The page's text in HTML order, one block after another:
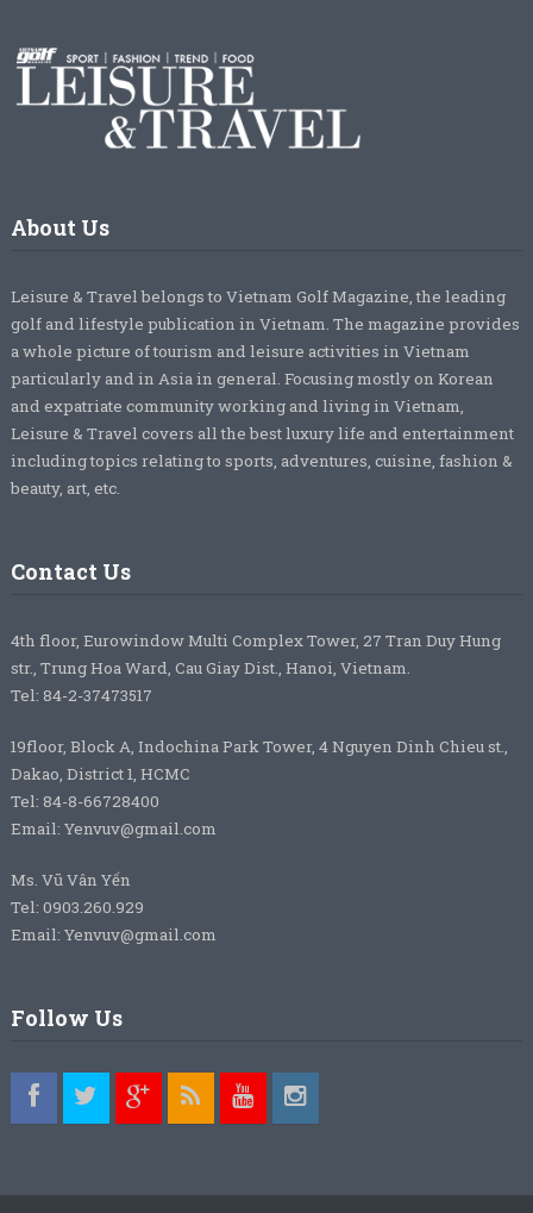
About Us
Leisure & Travel belongs to Vietnam Golf Magazine, the leading
golf and lifestyle publication in Vietnam. The magazine provides
a whole picture of tourism and leisure activities in Vietnam
particularly and in Asia in general. Focusing mostly on Korean
and expatriate community working and living in Vietnam,
Leisure & Travel covers all the best luxury life and entertainment
including topics relating to sports, adventures, cuisine, fashion &
beauty, art, etc.
Contact Us
4th floor, Eurowindow Multi Complex Tower, 27 Tran Duy Hung
str., Trung Hoa Ward, Cau Giay Dist., Hanoi, Vietnam.
Tel: 84-2-37473517
19floor, Block A, Indochina Park Tower, 4 Nguyen Dinh Chieu st.,
Dakao, District 1, HCMC
Tel: 84-8-66728400
Email: Yenvuv@gmail.com
Ms. Vũ Vân Yến
Tel: 0903.260.929
Email: Yenvuv@gmail.com
Follow Us